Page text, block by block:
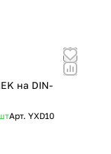
на DIN-
Арт. YXD10